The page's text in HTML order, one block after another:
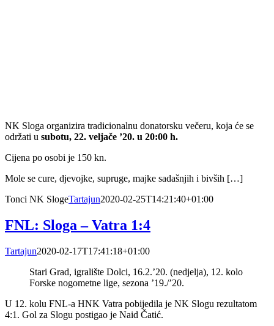
NK Sloga organizira tradicionalnu donatorsku večeru, koja će se
održati u subotu, 22. veljače ’20. u 20:00 h.
Cijena po osobi je 150 kn.
Mole se cure, djevojke, supruge, majke sadašnjih i bivših […]
Tonci NK SlogeTartajun2020-02-25T14:21:40+01:00
FNL: Sloga – Vatra 1:4
Tartajun2020-02-17T17:41:18+01:00
Stari Grad, igralište Dolci, 16.2.’20. (nedjelja), 12. kolo
Forske nogometne lige, sezona ’19./’20.
U 12. kolu FNL-a HNK Vatra pobijedila je NK Slogu rezultatom
4:1. Gol za Slogu postigao je Naid Čatić.